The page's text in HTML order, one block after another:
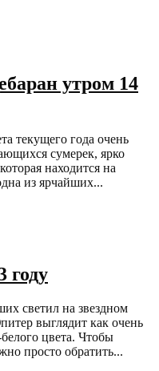
утром 14
текущего года очень
сумерек, ярко
находится на
из ярчайших...
году
светил на звездном
выглядит как очень
цвета. Чтобы
просто обратить...